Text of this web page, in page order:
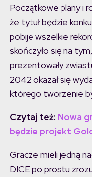
Początkowe plany i
że tytuł będzie
pobije wszelkie
skończyło się na
prezentowały
2042 okazał się
którego tworzenie
Czytaj też: Nowa
będzie projekt
Gracze mieli jedną
DICE po prostu